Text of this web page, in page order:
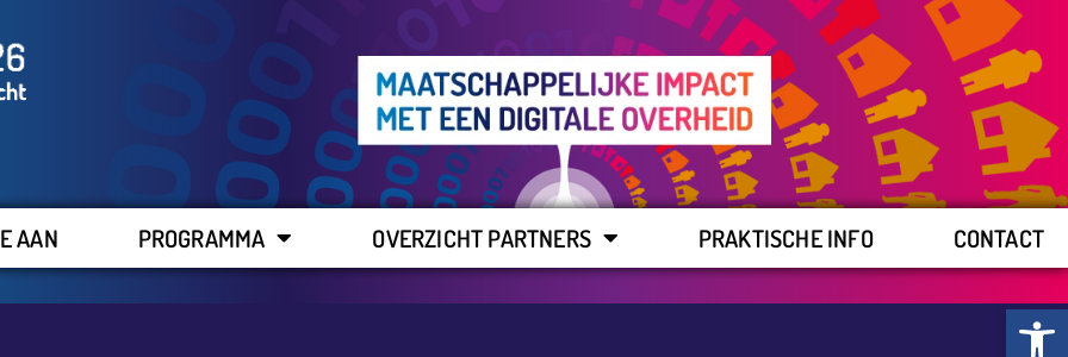
AAN PROGRAMMA OVERZICHT PARTNERS PRAKTISCHE INFO CONTACT